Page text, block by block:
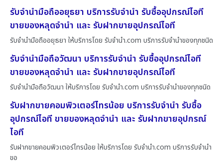
รับจำนำมือถืออยุธยา บริการรับจำนำ รับซื้ออุปกรณ์ไอที
ขายของหลุดจำนำ และ รับฝากขายอุปกรณ์ไอที
รับจำนำมือถืออยุธยา ให้บริการโดย รับจํานํา.com บริการรับจำนำของทุกชนิด
รับจำนำมือถือวัฒนา บริการรับจำนำ รับซื้ออุปกรณ์ไอที
ขายของหลุดจำนำ และ รับฝากขายอุปกรณ์ไอที
รับจำนำมือถือวัฒนา ให้บริการโดย รับจํานํา.com บริการรับจำนำของทุกชนิด
รับฝากขายคอมพิวเตอร์ไทรน้อย บริการรับจำนำ รับซื้อ
อุปกรณ์ไอที ขายของหลุดจำนำ และ รับฝากขายอุปกรณ์
ไอที
รับฝากขายคอมพิวเตอร์ไทรน้อย ให้บริการโดย รับจํานํา.com บริการรับจำนำ
ขอ